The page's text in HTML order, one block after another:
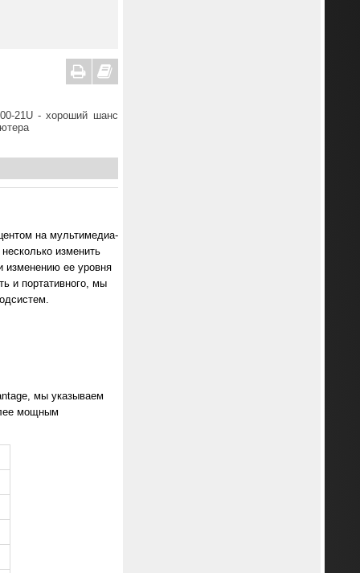
21U - хороший шанс
на мультимедиа-
изменить
изменению ее уровня
и портативного, мы
мы указываем
мощным